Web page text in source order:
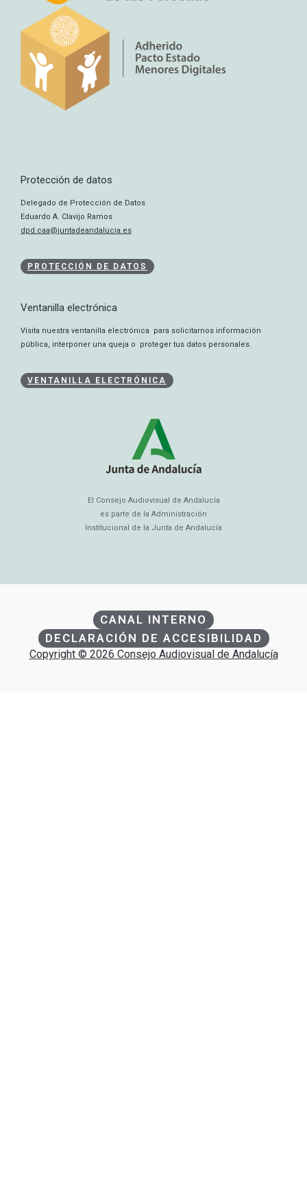
Protección de datos
Delegado de Protección de Datos
Eduardo A. Clavijo Ramos
dpd.caa@juntadeandalucia.es
PROTECCIÓN DE DATOS
Ventanilla electrónica
Visita nuestra ventanilla electrónica para solicitarnos información
pública, interponer una queja o proteger tus datos personales.
VENTANILLA ELECTRÓNICA
El Consejo Audiovisual de Andalucía
es parte de la Administración
Institucional de la Junta de Andalucía
CANAL INTERNO
DECLARACIÓN DE ACCESIBILIDAD
Copyright © 2026 Consejo Audiovisual de Andalucía